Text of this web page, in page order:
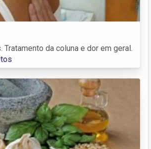
Tratamento da coluna e dor em geral.